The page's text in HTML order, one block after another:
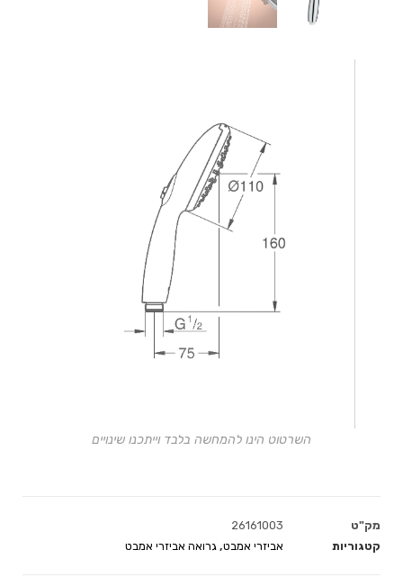
מק"ט
26161003
קטגוריות
אביזרי אמבט, גרואה אביזרי אמבט
השרטוט הינו להמחשה בלבד וייתכנו שינויים